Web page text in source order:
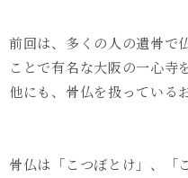
前回は、多くの人の遺骨で
ことで有名な大阪の一心寺
他にも、骨仏を扱っている
骨仏は「こつぼとけ」、「